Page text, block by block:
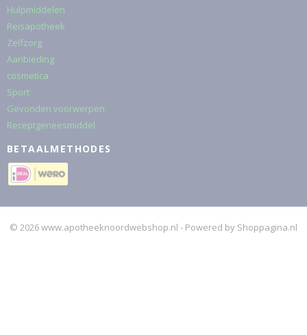
Hulpmiddelen
Reisapotheek
Zelfzorg
Aanbieding
cosmetica
Sport
Gevonden voorwerpen
Receptgeneesmiddel
BETAALMETHODES
© 2026 www.apotheeknoordwebshop.nl - Powered by Shoppagina.nl